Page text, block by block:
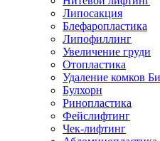
Липосакция
Блефаропластика
Липофиллинг
Увеличение груди
Отопластика
Удаление комков
Булхорн
Ринопластика
Фейслифтинг
Чек-лифтинг